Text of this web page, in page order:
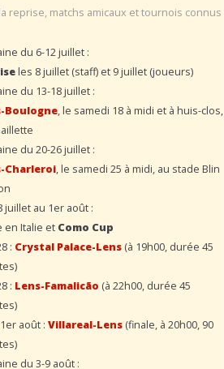
reprise, matchs amicaux et tournois connus
du 6-12 juillet :
les 8 juillet (staff) et 9 juillet (joueurs)
du 13-18 juillet :
Boulogne, le samedi 18 à midi et à huis-clos,
du 20-26 juillet :
Charleroi, le samedi 25 à midi, au stade Blin
juillet au 1er août :
en Italie et Como Cup
: Crystal Palace-Lens (à 19h00, durée 45
: Lens-Famalicão (à 22h00, durée 45
août : Villareal-Lens (finale, à 20h00, 90
du 3-9 août :